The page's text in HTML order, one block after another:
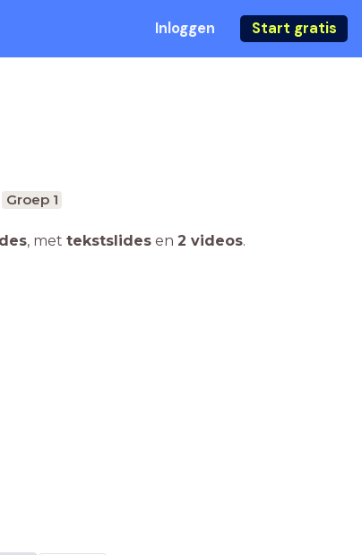
Inloggen Start gratis
Groep 1
, met tekstslides en 2 videos.